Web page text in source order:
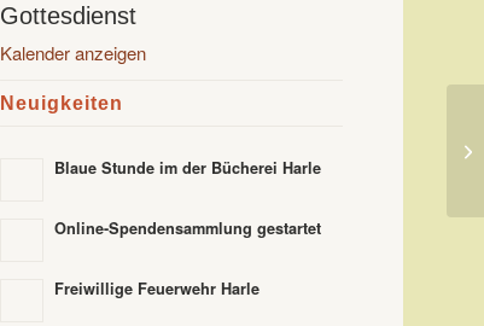
Gottesdienst
Kalender anzeigen
Neuigkeiten
Blaue Stunde im der Bücherei Harle
Online-Spendensammlung gestartet
Freiwillige Feuerwehr Harle